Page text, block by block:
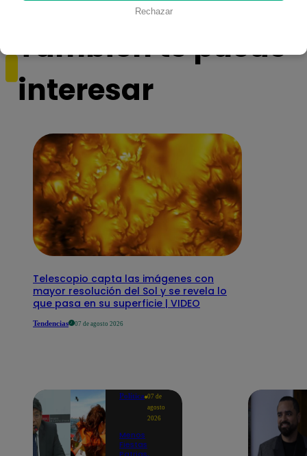
También te puede
interesar
Telescopio capta las imágenes con
mayor resolución del Sol y se revela lo
que pasa en su superficie | VIDEO
Tendencias 07 de agosto 2026
Política 07 de
agosto
2026
Menos
Fiestas
Rechazar